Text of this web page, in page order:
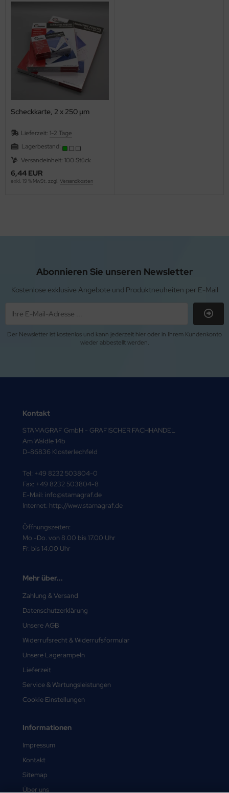
Scheckkarte, 2 x 250 µm
Lieferzeit: 1-2 Tage
Lagerbestand:
Versandeinheit: 100 Stück
6,44 EUR
exkl. 19 % MwSt. zzgl. Versandkosten
Abonnieren Sie unseren Newsletter
Kostenlose exklusive Angebote und Produktneuheiten per E-Mail
Der Newsletter ist kostenlos und kann jederzeit hier oder in Ihrem Kundenkonto
wieder abbestellt werden.
Kontakt
STAMAGRAF GmbH - GRAFISCHER FACHHANDEL
Am Wäldle 14b
D-86836 Klosterlechfeld
Tel: +49 8232 503804-0
Fax: +49 8232 503804-8
E-Mail: info@stamagraf.de
Internet: http://www.stamagraf.de
Öffnungszeiten:
Mo.-Do. von 8.00 bis 17.00 Uhr
Fr. bis 14.00 Uhr
Mehr über...
Zahlung & Versand
Datenschutzerklärung
Unsere AGB
Widerrufsrecht & Widerrufsformular
Unsere Lagerampeln
Lieferzeit
Service & Wartungsleistungen
Cookie Einstellungen
Informationen
Impressum
Kontakt
Sitemap
Über uns